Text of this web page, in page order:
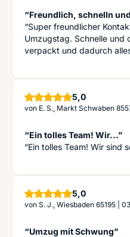
“Freundlich, schnelln
“Super freundlicher
Umzugstag. Schnelle und
verpackt und dadurch
5,0Sterne
von E. S., Markt Schwaben
“Ein tolles Team! Wir...”
“Ein tolles Team! Wir sind
5,0Sterne
von S. J., Wiesbaden 65195
“Umzug mit Schwung”